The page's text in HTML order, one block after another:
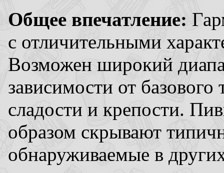
Общее впечатление:
с отличительными
Возможен широкий
зависимости от
сладости и крепости.
образом скрывают
обнаруживаемые в